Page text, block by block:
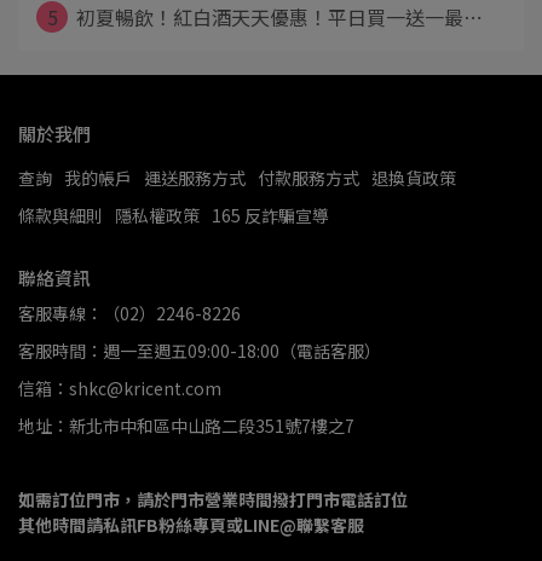
5
初夏暢飲！紅白酒天天優惠！平日買一送一最⋯
關於我們
查詢 我的帳戶 運送服務方式 付款服務方式 退換貨政策
條款與細則
隱私權政策 165 反詐騙宣導
聯絡資訊
客服專線：（02）2246-8226
客服時間：週一至週五09:00-18:00（電話客服）
信箱：shkc@kricent.com
地址：新北市中和區中山路二段351號7樓之7
如需訂位門市，請於門市營業時間撥打門市電話訂位
其他時間請私訊FB粉絲專頁或LINE@聯繫客服